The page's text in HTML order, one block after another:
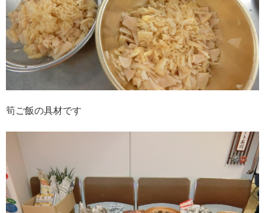
筍ご飯の具材です